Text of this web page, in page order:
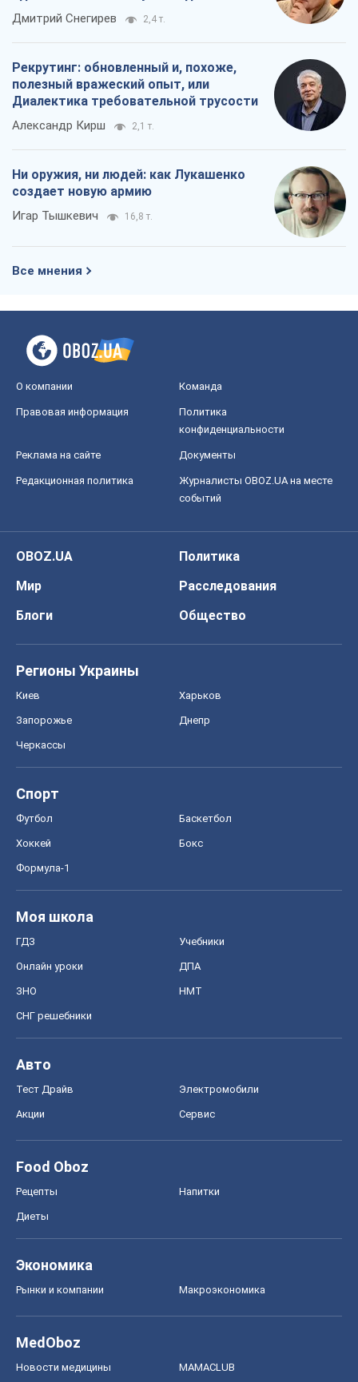
российских оккупантов
Дмитрий Снегирев 2,4 т.
Рекрутинг: обновленный и, похоже,
полезный вражеский опыт, или
Диалектика требовательной трусости
Александр Кирш 2,1 т.
Ни оружия, ни людей: как Лукашенко
создает новую армию
Игар Тышкевич 16,8 т.
Все мнения
О компании Команда
Правовая информация
Политика
конфиденциальности
Реклама на сайте Документы
Редакционная политика
Журналисты OBOZ.UA на месте
событий
OBOZ.UA
Политика
Мир
Расследования
Блоги
Общество
Регионы Украины
Киев Харьков
Запорожье Днепр
Черкассы
Спорт
Футбол Баскетбол
Хоккей Бокс
Формула-1
Моя школа
ГДЗ Учебники
Онлайн уроки ДПА
ЗНО НМТ
СНГ решебники
Авто
Тест Драйв Электромобили
Акции Сервис
Food Oboz
Рецепты Напитки
Диеты
Экономика
Рынки и компании Mакроэкономика
MedOboz
Новости медицины MAMACLUB